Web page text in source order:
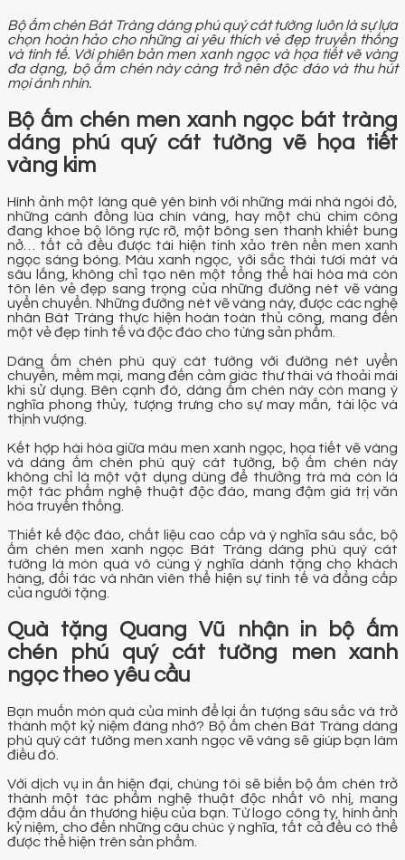
Bộ ấm chén Bát Tràng dáng phú quý cát tường luôn là sự lựa
chọn hoàn hảo cho những ai yêu thích vẻ đẹp truyền thống
và tinh tế. Với phiên bản men xanh ngọc và họa tiết vẽ vàng
đa dạng, bộ ấm chén này càng trở nên độc đáo và thu hút
mọi ánh nhìn.
Bộ ấm chén men xanh ngọc bát tràng
dáng phú quý cát tường vẽ họa tiết
vàng kim
Hình ảnh một làng quê yên bình với những mái nhà ngói đỏ,
những cánh đồng lúa chín vàng, hay một chú chim công
đang khoe bộ lông rực rỡ, một bông sen thanh khiết bung
nở… tất cả đều được tái hiện tinh xảo trên nền men xanh
ngọc sáng bóng. Màu xanh ngọc, với sắc thái tươi mát và
sâu lắng, không chỉ tạo nên một tổng thể hài hòa mà còn
tôn lên vẻ đẹp sang trọng của những đường nét vẽ vàng
uyển chuyển. Những đường nét vẽ vàng này, được các nghệ
nhân Bát Tràng thực hiện hoàn toàn thủ công, mang đến
một vẻ đẹp tinh tế và độc đáo cho từng sản phẩm.
Dáng ấm chén phú quý cát tường với đường nét uyển
chuyển, mềm mại, mang đến cảm giác thư thái và thoải mái
khi sử dụng. Bên cạnh đó, dáng ấm chén này còn mang ý
nghĩa phong thủy, tượng trưng cho sự may mắn, tài lộc và
thịnh vượng.
Kết hợp hài hòa giữa màu men xanh ngọc, họa tiết vẽ vàng
và dáng ấm chén phú quý cát tường, bộ ấm chén này
không chỉ là một vật dụng dùng để thưởng trà mà còn là
một tác phẩm nghệ thuật độc đáo, mang đậm giá trị văn
hóa truyền thống.
Thiết kế độc đáo, chất liệu cao cấp và ý nghĩa sâu sắc, bộ
ấm chén men xanh ngọc Bát Tràng dáng phú quý cát
tường là món quà vô cùng ý nghĩa dành tặng cho khách
hàng, đối tác và nhân viên thể hiện sự tinh tế và đẳng cấp
của người tặng.
Quà tặng Quang Vũ nhận in bộ ấm
chén phú quý cát tường men xanh
ngọc theo yêu cầu
Bạn muốn món quà của mình để lại ấn tượng sâu sắc và trở
thành một kỷ niệm đáng nhớ? Bộ ấm chén Bát Tràng dáng
phú quý cát tường men xanh ngọc vẽ vàng sẽ giúp bạn làm
điều đó.
Với dịch vụ in ấn hiện đại, chúng tôi sẽ biến bộ ấm chén trở
thành một tác phẩm nghệ thuật độc nhất vô nhị, mang
đậm dấu ấn thương hiệu của bạn. Từ logo công ty, hình ảnh
kỷ niệm, cho đến những câu chúc ý nghĩa, tất cả đều có thể
được thể hiện trên sản phẩm.